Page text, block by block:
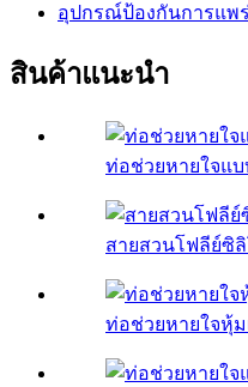
อุปกรณ์ป้องกันการแพ
สินค้าแนะนำ
ท่อช่วยหายใจแ
สายสวนโฟลีย์ซิ
ท่อช่วยหายใจหุ้ม